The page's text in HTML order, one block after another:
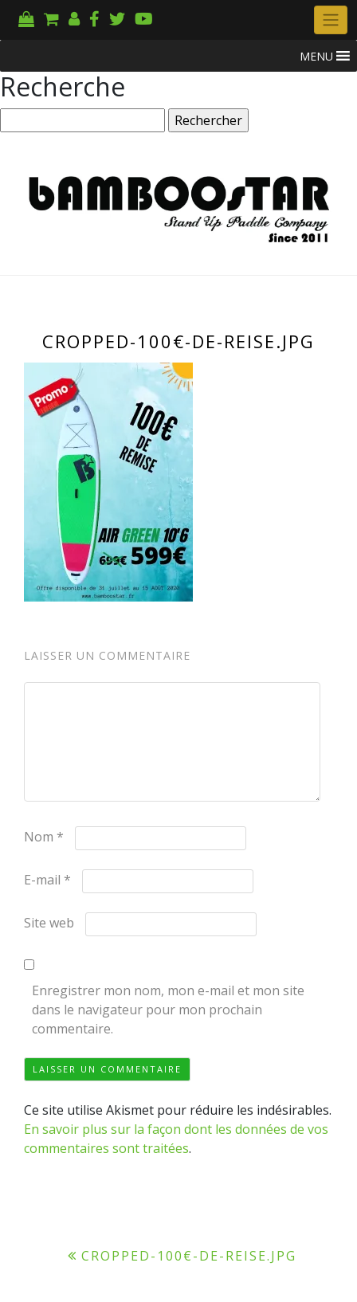
MENU
Recherche
CROPPED-100€-DE-REISE.JPG
LAISSER UN COMMENTAIRE
Nom *
E-mail *
Site web
Enregistrer mon nom, mon e-mail et mon site
dans le navigateur pour mon prochain
commentaire.
Ce site utilise Akismet pour réduire les indésirables.
En savoir plus sur la façon dont les données de vos
commentaires sont traitées.
Navigation
CROPPED-100€-DE-REISE.JPG